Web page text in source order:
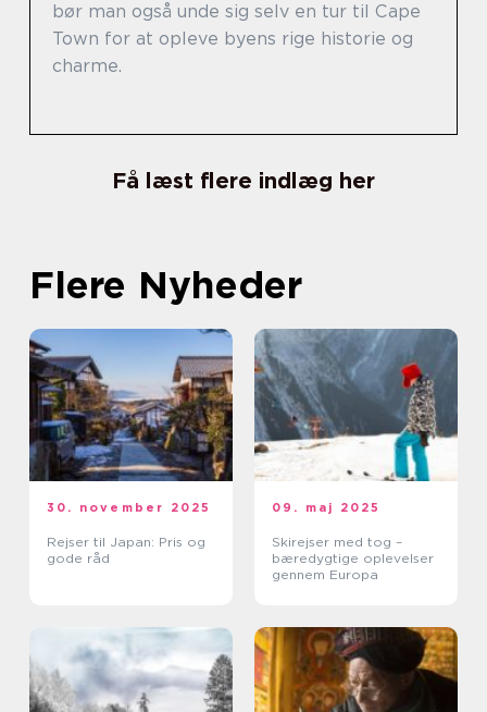
bør man også unde sig selv en tur til Cape
Town for at opleve byens rige historie og
charme.
Få læst flere indlæg her
Flere Nyheder
30. november 2025
Rejser til Japan: Pris og
gode råd
09. maj 2025
Skirejser med tog –
bæredygtige oplevelser
gennem Europa